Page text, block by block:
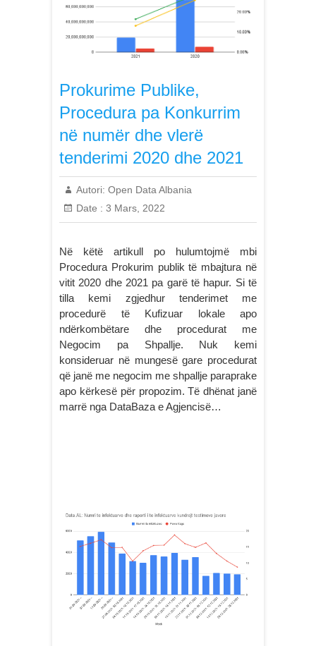
Prokurime Publike,
Procedura pa Konkurrim
në numër dhe vlerë
tenderimi 2020 dhe 2021
Autori: Open Data Albania
Date : 3 Mars, 2022
Në këtë artikull po hulumtojmë mbi
Procedura Prokurim publik të mbajtura në
vitit 2020 dhe 2021 pa garë të hapur. Si të
tilla kemi zgjedhur tenderimet me
procedurë të Kufizuar lokale apo
ndërkombëtare dhe procedurat me
Negocim pa Shpallje. Nuk kemi
konsideruar në mungesë gare procedurat
që janë me negocim me shpallje paraprake
apo kërkesë për propozim. Të dhënat janë
marrë nga DataBaza e Agjencisë…